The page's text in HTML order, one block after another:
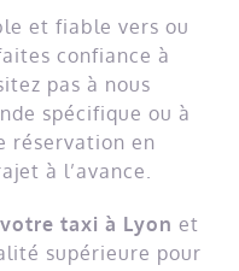
et fiable vers ou
confiance à
pas à nous
spécifique ou à
réservation en
à l’avance.
taxi à Lyon et
supérieure pour